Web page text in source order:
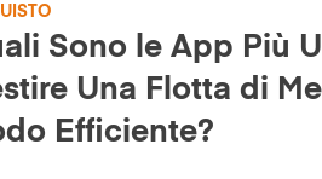
Sono le App Più
Una Flotta di
Efficiente?